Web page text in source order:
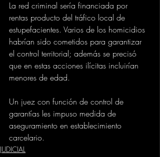
La red criminal sería financiada por
rentas producto del tráfico local de
estupefacientes. Varios de los homicidios
habrían sido cometidos para garantizar
el control territorial; además se precisó
que en estas acciones ilícitas incluirían
menores de edad.
Un juez con función de control de
garantías les impuso medida de
aseguramiento en establecimiento
carcelario.
JUDICIAL